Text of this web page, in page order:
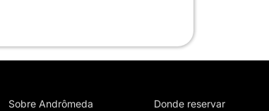
Sobre Andrômeda Donde reservar